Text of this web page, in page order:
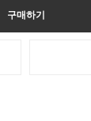
구매하기